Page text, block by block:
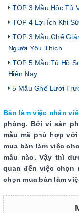
TOP 3 Mẫu Hộc Tủ
TOP 4 Lợi Ích Khi
TOP 3 Mẫu Ghế
Người Yêu Thích
TOP 5 Mẫu Tủ Hồ
Hiện Nay
5 Mẫu Ghế Lưới
Bàn làm việc nhân
phòng. Bởi vì sản
mẫu mã phù hợp
mua bàn làm việc
mẫu nào. Vậy thì
quan đến việc chọn
chọn mua bàn làm